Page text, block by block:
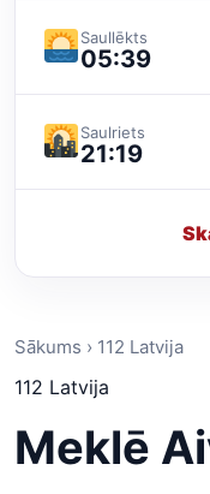
Saullēkts
05:39
Saulriets
21:19
Sākums › 112 Latvija
112 Latvija
Meklē